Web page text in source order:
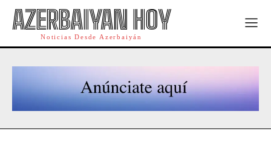
AZERBAIYAN HOY
Noticias Desde Azerbaiyán